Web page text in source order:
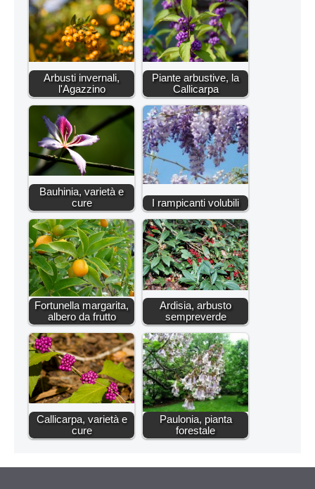
Arbusti invernali,
l'Agazzino
Piante arbustive, la
Callicarpa
Bauhinia, varietà e
cure
I rampicanti volubili
Fortunella margarita,
albero da frutto
Ardisia, arbusto
sempreverde
Callicarpa, varietà e
cure
Paulonia, pianta
forestale